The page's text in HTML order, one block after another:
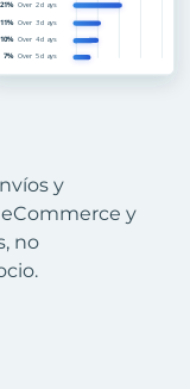
y
y
no